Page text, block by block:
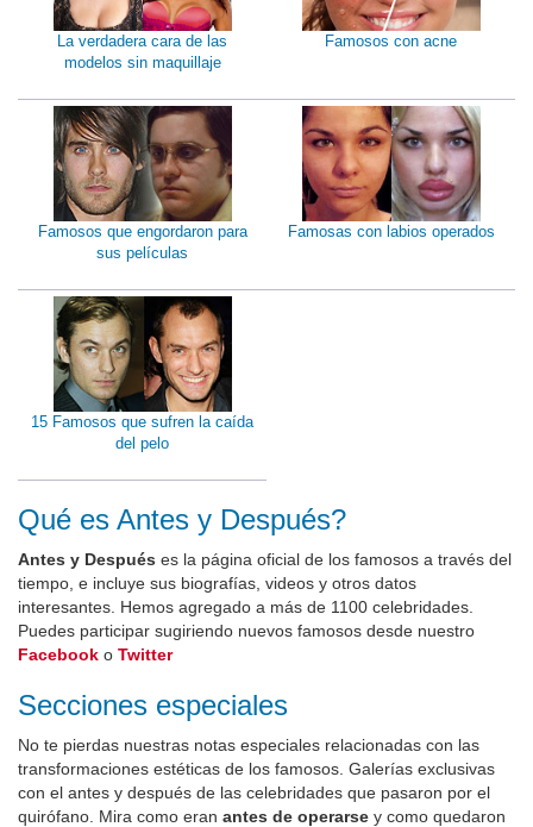
La verdadera cara de las
modelos sin maquillaje
Famosos con acne
Famosos que engordaron para
sus películas
Famosas con labios operados
15 Famosos que sufren la caída
del pelo
Qué es Antes y Después?
Antes y Después es la página oficial de los famosos a través del
tiempo, e incluye sus biografías, videos y otros datos
interesantes. Hemos agregado a más de 1100 celebridades.
Puedes participar sugiriendo nuevos famosos desde nuestro
Facebook o Twitter
Secciones especiales
No te pierdas nuestras notas especiales relacionadas con las
transformaciones estéticas de los famosos. Galerías exclusivas
con el antes y después de las celebridades que pasaron por el
quirófano. Mira como eran antes de operarse y como quedaron